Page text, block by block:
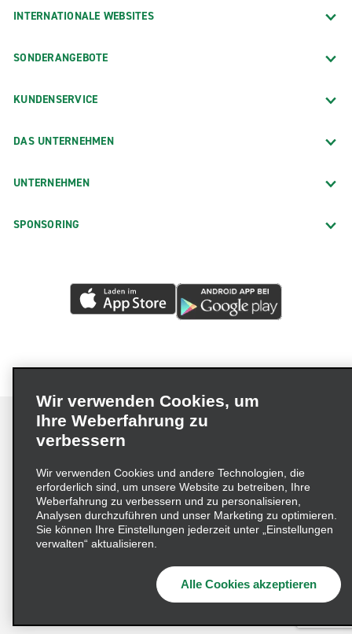
INTERNATIONALE WEBSITES
SONDERANGEBOTE
KUNDENSERVICE
DAS UNTERNEHMEN
UNTERNEHMEN
SPONSORING
Impressum Nutzungsbedingungen
Datenschutzrichtlinie
Cookie-Richtlinie
Datenschutzoptionen
Lieferkettensorgfaltspflichtengesetz (LkSG) Grundsatzerklärung
Beschwerdeverfahren nach dem
© 2026 Enterprise Holdings, Inc. Alle Rechte vorbehalten
Wir verwenden Cookies, um
Ihre Weberfahrung zu
verbessern
Wir verwenden Cookies und andere Technologien, die
erforderlich sind, um unsere Website zu betreiben, Ihre
Weberfahrung zu verbessern und zu personalisieren,
Analysen durchzuführen und unser Marketing zu optimieren.
Sie können Ihre Einstellungen jederzeit unter „Einstellungen
verwalten“ aktualisieren.
Alle Cookies akzeptieren